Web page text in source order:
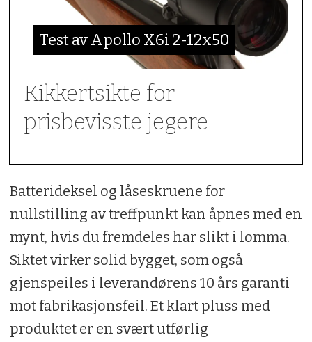
Test av Apollo X6i 2-12x50
Kikkertsikte for
prisbevisste jegere
Batterideksel og låseskruene for
nullstilling av treffpunkt kan åpnes med en
mynt, hvis du fremdeles har slikt i lomma.
Siktet virker solid bygget, som også
gjenspeiles i leverandørens 10 års garanti
mot fabrikasjonsfeil. Et klart pluss med
produktet er en svært utførlig